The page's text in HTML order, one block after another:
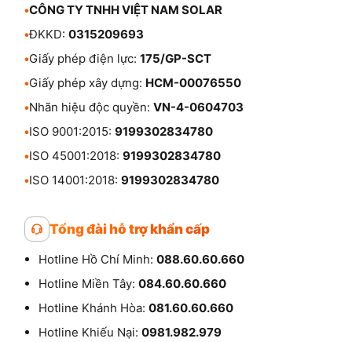
•CÔNG TY TNHH VIỆT NAM SOLAR
•ĐKKD: 0315209693
•Giấy phép điện lực: 175/GP-SCT
•Giấy phép xây dựng: HCM-00076550
•Nhãn hiệu độc quyền: VN-4-0604703
•ISO 9001:2015: 9199302834780
•ISO 45001:2018: 9199302834780
•ISO 14001:2018: 9199302834780
Tổng đài hỗ trợ khẩn cấp
Hotline Hồ Chí Minh: 088.60.60.660
Hotline Miền Tây: 084.60.60.660
Hotline Khánh Hòa: 081.60.60.660
Hotline Khiếu Nại: 0981.982.979